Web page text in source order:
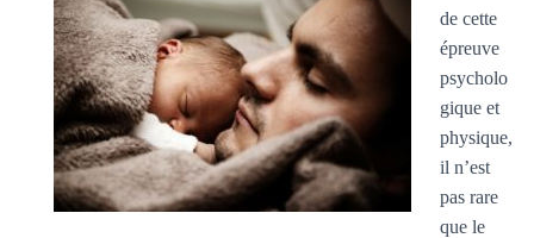
de cette
épreuve
psycholo
gique et
physique,
il n’est
pas rare
que le